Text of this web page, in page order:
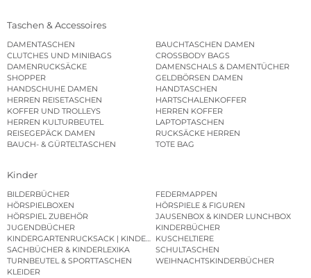
Taschen & Accessoires
DAMENTASCHEN
BAUCHTASCHEN DAMEN
CLUTCHES UND MINIBAGS
CROSSBODY BAGS
DAMENRUCKSÄCKE
DAMENSCHALS & DAMENTÜCHER
SHOPPER
GELDBÖRSEN DAMEN
HANDSCHUHE DAMEN
HANDTASCHEN
HERREN REISETASCHEN
HARTSCHALENKOFFER
KOFFER UND TROLLEYS
HERREN KOFFER
HERREN KULTURBEUTEL
LAPTOPTASCHEN
REISEGEPÄCK DAMEN
RUCKSÄCKE HERREN
BAUCH- & GÜRTELTASCHEN
TOTE BAG
Kinder
BILDERBÜCHER
FEDERMAPPEN
HÖRSPIELBOXEN
HÖRSPIELE & FIGUREN
HÖRSPIEL ZUBEHÖR
JAUSENBOX & KINDER LUNCHBOX
JUGENDBÜCHER
KINDERBÜCHER
KINDERGARTENRUCKSACK | KINDERGARTENBEUTEL
KUSCHELTIERE
SACHBÜCHER & KINDERLEXIKA
SCHULTASCHEN
TURNBEUTEL & SPORTTASCHEN
WEIHNACHTSKINDERBÜCHER
KLEIDER